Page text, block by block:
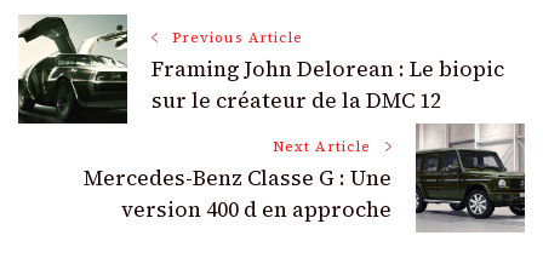
Post
Navigation
Previous Article
Framing John Delorean : Le biopic
sur le créateur de la DMC 12
Next Article
Mercedes-Benz Classe G : Une
version 400 d en approche